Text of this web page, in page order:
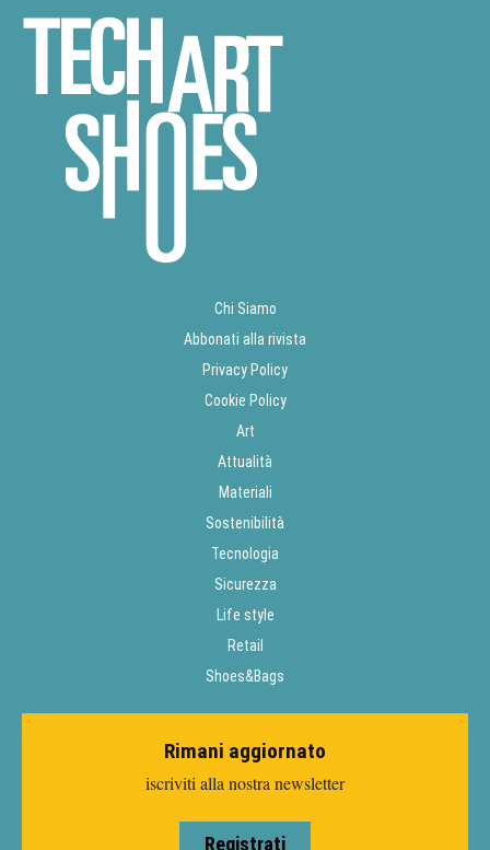
Chi Siamo
Abbonati alla rivista
Privacy Policy
Cookie Policy
Art
Attualità
Materiali
Sostenibilità
Tecnologia
Sicurezza
Life style
Retail
Shoes&Bags
Rimani aggiornato
iscriviti alla nostra newsletter
Registrati